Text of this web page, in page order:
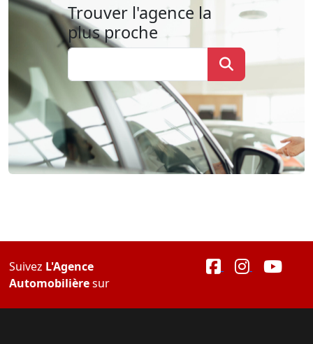
Trouver l'agence la
plus proche
Suivez L'Agence
Automobilièresur